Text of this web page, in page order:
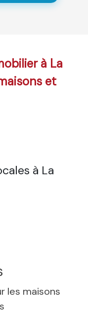
à La
et
à La
les maisons